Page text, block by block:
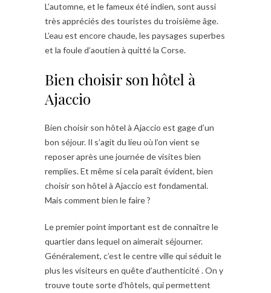
L’automne, et le fameux été indien, sont aussi
très appréciés des touristes du troisième âge.
L’eau est encore chaude, les paysages superbes
et la foule d’aoutien à quitté la Corse.
Bien choisir son hôtel à
Ajaccio
Bien choisir son hôtel à Ajaccio est gage d’un
bon séjour. Il s’agit du lieu où l’on vient se
reposer après une journée de visites bien
remplies. Et même si cela paraît évident, bien
choisir son hôtel à Ajaccio est fondamental.
Mais comment bien le faire ?
Le premier point important est de connaître le
quartier dans lequel on aimerait séjourner.
Généralement, c’est le centre ville qui séduit le
plus les visiteurs en quête d’authenticité . On y
trouve toute sorte d’hôtels, qui permettent